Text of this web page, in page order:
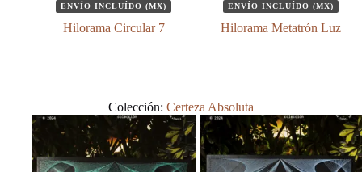
ENVÍO INCLUÍDO (MX)
Hilorama Circular 7
ENVÍO INCLUÍDO (MX)
Hilorama Metatrón Luz
Colección: Certeza Absoluta